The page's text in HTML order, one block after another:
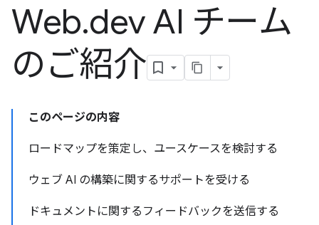
Web.dev AI チーム
のご紹介
このページの内容
ロードマップを策定し、ユースケースを検討する
ウェブ AI の構築に関するサポートを受ける
ドキュメントに関するフィードバックを送信する